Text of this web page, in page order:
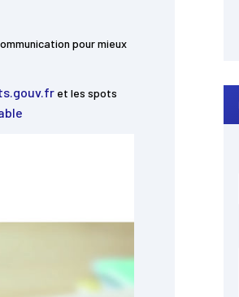
pour mieux
et les spots